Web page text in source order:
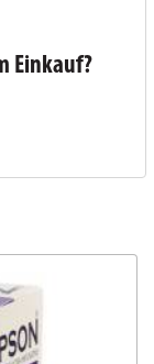
Einkauf?